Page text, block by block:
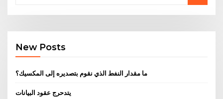
New Posts
ما مقدار النفط الذي نقوم بتصديره إلى المكسيك؟
يتدحرج عقود البيانات